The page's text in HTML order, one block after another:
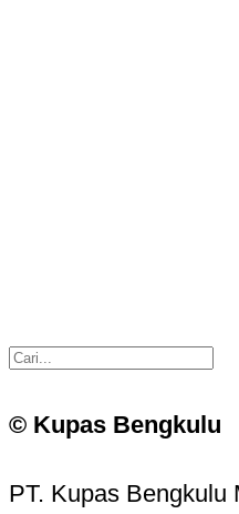
© Kupas Bengkulu
PT. Kupas Bengkulu